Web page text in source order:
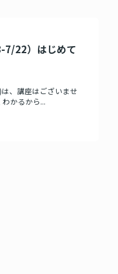
7/22）はじめて
、講座はございませ
かるから...